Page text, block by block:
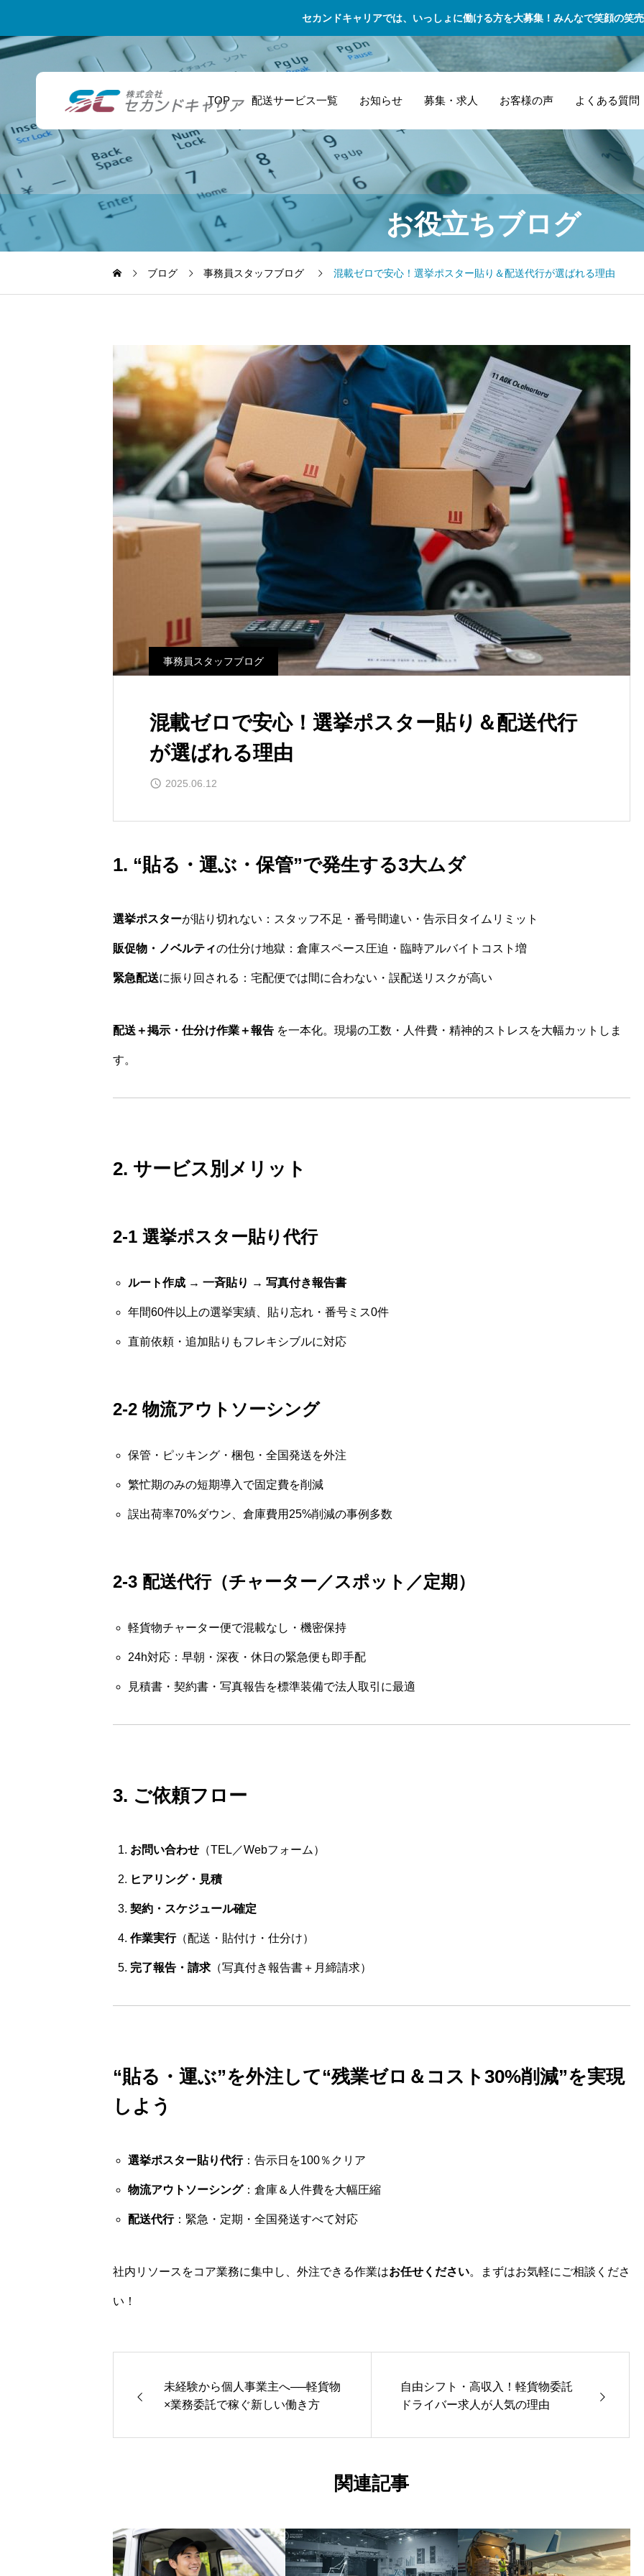
セカンドキャリアでは、いっしょに働ける方を大募集！みんなで笑顔の笑
TOP 配送サービス一覧 お知らせ 募集・求人 お客様の声 よくある質問
管理業務 – 効率的
な倉庫・在庫管理
「
「
軽貨物で自動車部
品を迅速に集荷配
送対応！
ス
運
サ
自家用車で始めら
れる？太田市での
副業配送ドライバ
引
し
お役立ちブログ
ブログ 事務員スタッフブログ 混載ゼロで安心！選挙ポスター貼り＆配送代行が選ばれる理由
事務員スタッフブログ
混載ゼロで安心！選挙ポスター貼り＆配送代行
が選ばれる理由
2025.06.12
1. “貼る・運ぶ・保管”で発生する3大ムダ
選挙ポスターが貼り切れない：スタッフ不足・番号間違い・告示日タイムリミット
販促物・ノベルティの仕分け地獄：倉庫スペース圧迫・臨時アルバイトコスト増
緊急配送に振り回される：宅配便では間に合わない・誤配送リスクが高い
配送＋掲示・仕分け作業＋報告 を一本化。現場の工数・人件費・精神的ストレスを大幅カットしま
す。
2. サービス別メリット
2-1 選挙ポスター貼り代行
ルート作成 → 一斉貼り → 写真付き報告書
年間60件以上の選挙実績、貼り忘れ・番号ミス0件
直前依頼・追加貼りもフレキシブルに対応
2-2 物流アウトソーシング
保管・ピッキング・梱包・全国発送を外注
繁忙期のみの短期導入で固定費を削減
誤出荷率70%ダウン、倉庫費用25%削減の事例多数
2-3 配送代行（チャーター／スポット／定期）
軽貨物チャーター便で混載なし・機密保持
24h対応：早朝・深夜・休日の緊急便も即手配
見積書・契約書・写真報告を標準装備で法人取引に最適
3. ご依頼フロー
お問い合わせ （TEL／Webフォーム）
ヒアリング・見積
契約・スケジュール確定
作業実行（配送・貼付け・仕分け）
完了報告・請求 （写真付き報告書＋月締請求）
“貼る・運ぶ”を外注して“残業ゼロ＆コスト30%削減”を実現
しよう
選挙ポスター貼り代行：告示日を100％クリア
物流アウトソーシング：倉庫＆人件費を大幅圧縮
配送代行：緊急・定期・全国発送すべて対応
社内リソースをコア業務に集中し、外注できる作業はお任せください。まずはお気軽にご相談くださ
い！
未経験から個人事業主へ──軽貨物
×業務委託で稼ぐ新しい働き方
自由シフト・高収入！軽貨物委託
ドライバー求人が人気の理由
関連記事
知識ゼロからのスタート：軽
物ドライバー未経験者の教科